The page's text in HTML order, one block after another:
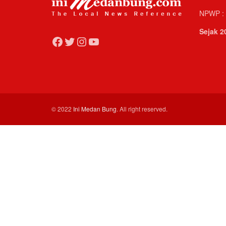
Facebook
Twitter
Instagram
YouTube
NPWP
Sejak
© 2022 Ini Medan Bung. All right reserved.